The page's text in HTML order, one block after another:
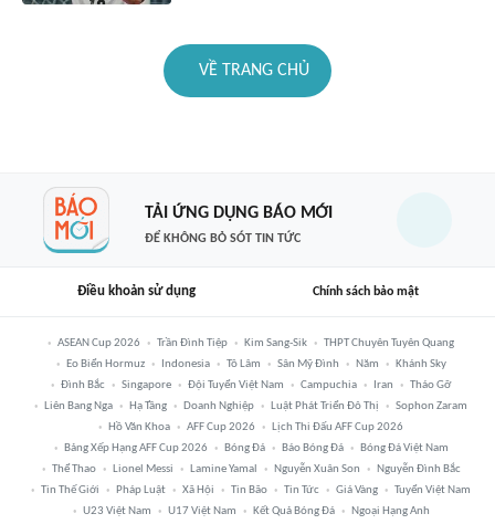
VỀ TRANG CHỦ
TẢI ỨNG DỤNG BÁO MỚI
ĐỂ KHÔNG BỎ SÓT TIN TỨC
Điều khoản sử dụng Chính sách bảo mật
ASEAN Cup 2026 Trần Đình Tiệp Kim Sang-Sik
THPT Chuyên Tuyên Quang
Eo Biển Hormuz
Indonesia Tô Lâm Sân Mỹ Đình Năm
Khánh Sky
Đình Bắc
Singapore Đội Tuyển Việt Nam Campuchia Iran
Tháo Gỡ
Liên Bang Nga
Hạ Tầng Doanh Nghiệp Luật Phát Triển Đô Thị
Sophon Zaram
Hồ Văn Khoa
AFF Cup 2026
Lịch Thi Đấu AFF Cup 2026
Bảng Xếp Hạng AFF Cup 2026
Bóng Đá Báo Bóng Đá
Bóng Đá Việt Nam
Thể Thao
Lionel Messi Lamine Yamal Nguyễn Xuân Son
Nguyễn Đình Bắc
Tin Thế Giới
Pháp Luật Xã Hội Tin Bão Tin Tức Giá Vàng
Tuyển Việt Nam
U23 Việt Nam
U17 Việt Nam Kết Quả Bóng Đá Ngoại Hạng Anh